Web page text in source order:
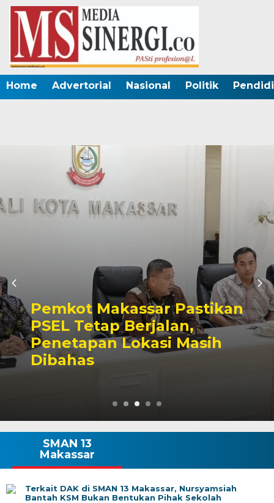
Home Advertorial Nasional Politik
Pemkot Makassar Pastikan
PSEL Tetap Berjalan,
Penetapan Lokasi Masih
Dibahas
SMAN 13
Makassar
Terkait DAK di SMAN 13 Makassar, Nursyamsiah
Bantah KSM Bukan Bentukan Pihak Sekolah